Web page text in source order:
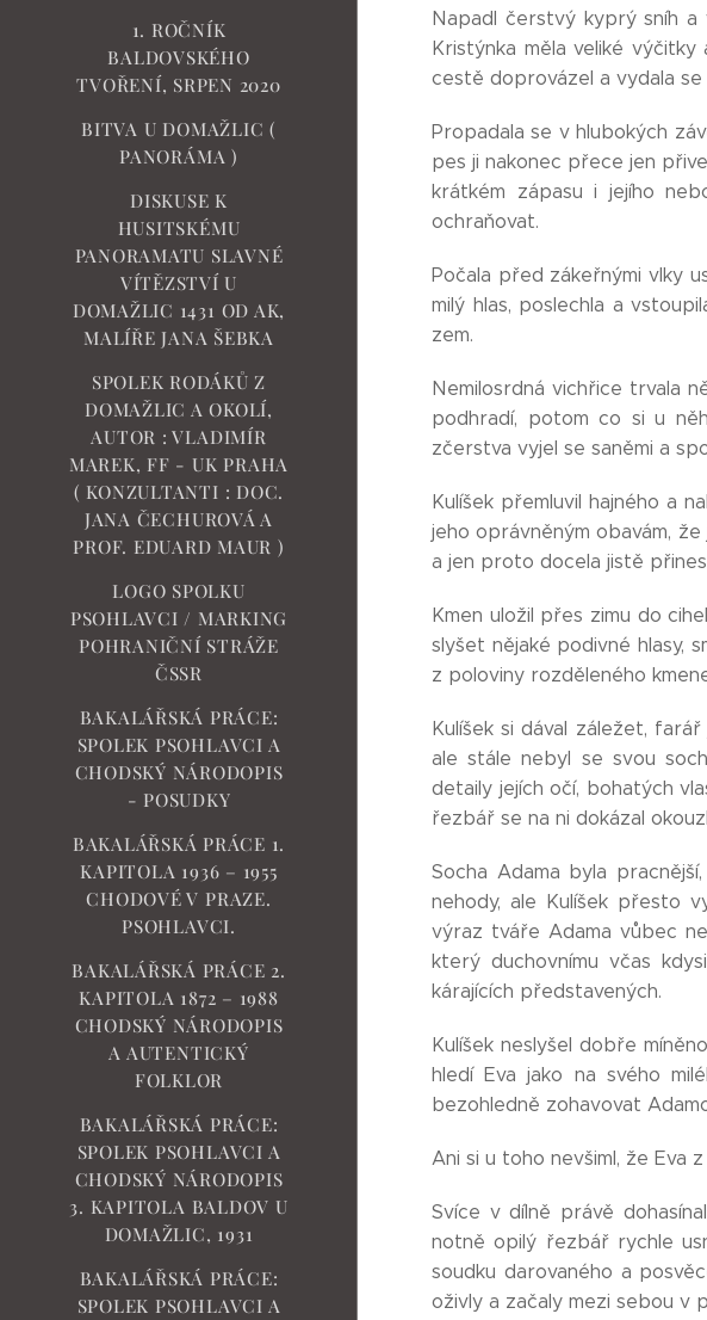
1. ROČNÍK
BALDOVSKÉHO
TVOŘENÍ, SRPEN 2020
BITVA U DOMAŽLIC (
PANORÁMA )
DISKUSE K
HUSITSKÉMU
PANORAMATU SLAVNÉ
VÍTĚZSTVÍ U
DOMAŽLIC 1431 OD AK,
MALÍŘE JANA ŠEBKA
SPOLEK RODÁKŮ Z
DOMAŽLIC A OKOLÍ,
AUTOR : VLADIMÍR
MAREK, FF - UK PRAHA
( KONZULTANTI : DOC.
JANA ČECHUROVÁ A
PROF. EDUARD MAUR )
LOGO SPOLKU
PSOHLAVCI / MARKING
POHRANIČNÍ STRÁŽE
ČSSR
BAKALÁŘSKÁ PRÁCE:
SPOLEK PSOHLAVCI A
CHODSKÝ NÁRODOPIS
- POSUDKY
BAKALÁŘSKÁ PRÁCE 1.
KAPITOLA 1936 – 1955
CHODOVÉ V PRAZE.
PSOHLAVCI.
BAKALÁŘSKÁ PRÁCE 2.
KAPITOLA 1872 – 1988
CHODSKÝ NÁRODOPIS
A AUTENTICKÝ
FOLKLOR
BAKALÁŘSKÁ PRÁCE:
SPOLEK PSOHLAVCI A
CHODSKÝ NÁRODOPIS
3. KAPITOLA BALDOV U
DOMAŽLIC, 1931
BAKALÁŘSKÁ PRÁCE:
SPOLEK PSOHLAVCI A
Napadl čerstvý kyprý sníh a
Kristýnka měla veliké
cestě doprovázel a vydala
Propadala se v hlubokých
pes ji nakonec přece jen
krátkém zápasu i jejího
ochraňovat.
Počala před zákeřnými vlky
milý hlas, poslechla a
zem.
Nemilosrdná vichřice trvala
podhradí, potom co si u
zčerstva vyjel se saněmi a
Kulíšek přemluvil hajného a
jeho oprávněným obavám,
a jen proto docela jistě
Kmen uložil přes zimu do
slyšet nějaké podivné hlasy,
z poloviny rozděleného
Kulíšek si dával záležet,
ale stále nebyl se svou
detaily jejích očí, bohatých
řezbář se na ni dokázal
Socha Adama byla
nehody, ale Kulíšek přesto
výraz tváře Adama vůbec
který duchovnímu včas
kárajících představených.
Kulíšek neslyšel dobře
hledí Eva jako na svého
bezohledně zohavovat
Ani si u toho nevšiml, že Eva
Svíce v dílně právě
notně opilý řezbář rychle
soudku darovaného a
oživly a začaly mezi sebou v